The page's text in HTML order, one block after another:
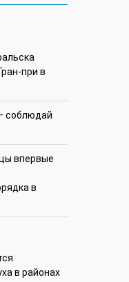
при в
соблюдай
впервые
в
в районах